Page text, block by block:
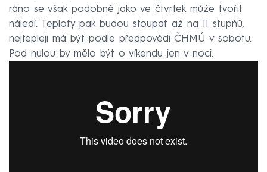
ráno se však podobně jako ve čtvrtek může tvořit
náledí. Teploty pak budou stoupat až na 11 stupňů,
nejtepleji má být podle předpovědi ČHMÚ v sobotu.
Pod nulou by mělo být o víkendu jen v noci.